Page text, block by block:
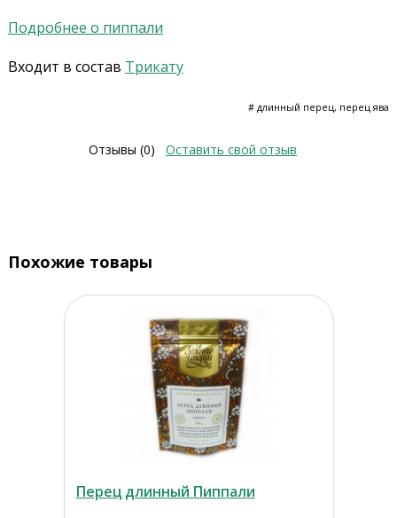
Подробнее о пиппали
Входит в состав Трикату
# длинный перец, перец ява
Отзывы (0) Оставить свой отзыв
Похожие товары
Перец длинный Пиппали